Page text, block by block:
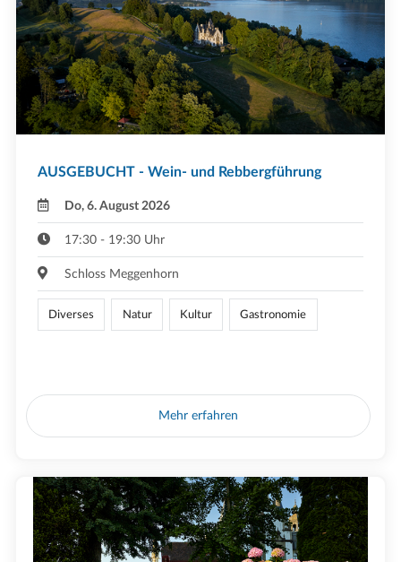
AUSGEBUCHT - Wein- und Rebbergführung
Do, 6. August 2026
17:30 - 19:30 Uhr
Schloss Meggenhorn
Diverses Natur Kultur Gastronomie
Mehr erfahren